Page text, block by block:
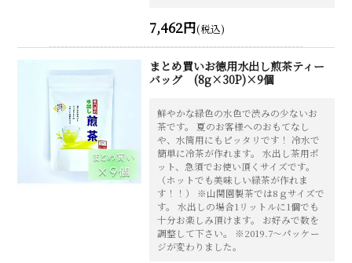
7,462円(税込)
まとめ買いお徳用水出し煎茶ティー
バッグ (8g×30P)×9個
鮮やかな緑色の水色で渋みの少ないお
茶です。 夏のお客様へのおもてなし
や、水筒用にもピッタリです！ 冷水で
簡単に冷茶が作れます。 水出し茶用ポ
ット、急須でお使い頂くサイズです。
（ホットでも美味しい緑茶が作れま
す！！） ※山関園製茶では8ｇサイズで
す。 水出しの場合1リットルに1個でも
十分お楽しみ頂けます。 お好みで数を
調整して下さい。 ※2019.7～パッケー
ジが変わりました。